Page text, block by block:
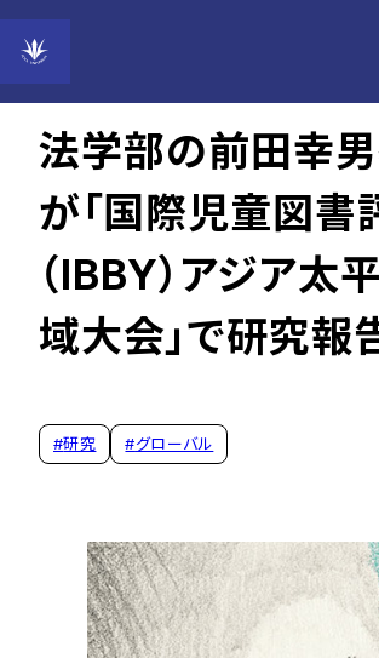
2025年09月29日
法学部の前田幸
が「国際児童図書
（IBBY）アジア太
域大会」で研究報
#研究 #グローバル